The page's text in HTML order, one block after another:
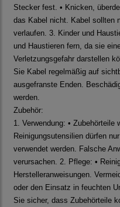
Stecker fest. • Knicken,
das Kabel nicht. Kabel sollten
verlaufen. 3. Kinder und
und Haustieren fern, da sie
Verletzungsgefahr darstellen
Sie Kabel regelmäßig auf
ausgefranste Enden.
werden.
Zubehör:
1. Verwendung: • Zubehörteile
Reinigungsutensilien dürfen
verwendet werden. Falsche
verursachen. 2. Pflege: •
Herstelleranweisungen.
oder den Einsatz in feuchten
Sie sicher, dass Zubehörteile